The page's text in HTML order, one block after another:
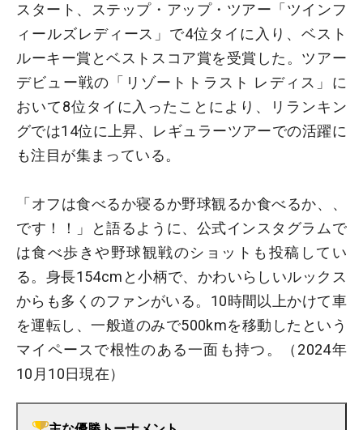
スタート、ステップ・アップ・ツアー「ツインフ
ィールズレディース」で4位タイに入り、ベスト
ルーキー賞とベストスコア賞を受賞した。ツアー
デビュー戦の「リゾートトラスト レディス」に
おいて8位タイに入ったことにより、リランキン
グでは14位に上昇、レギュラーツアーでの活躍に
も注目が集まっている。
「オフは食べるか寝るか野球観るか食べるか、、
です！！」と語るように、公式インスタグラムで
は食べ歩きや野球観戦のショットも投稿してい
る。身長154cmと小柄で、かわいらしいルックス
からも多くのファンがいる。10時間以上かけて車
を運転し、一般道のみで500kmを移動したという
マイペースで根性のある一面も持つ。（2024年
10月10日現在）